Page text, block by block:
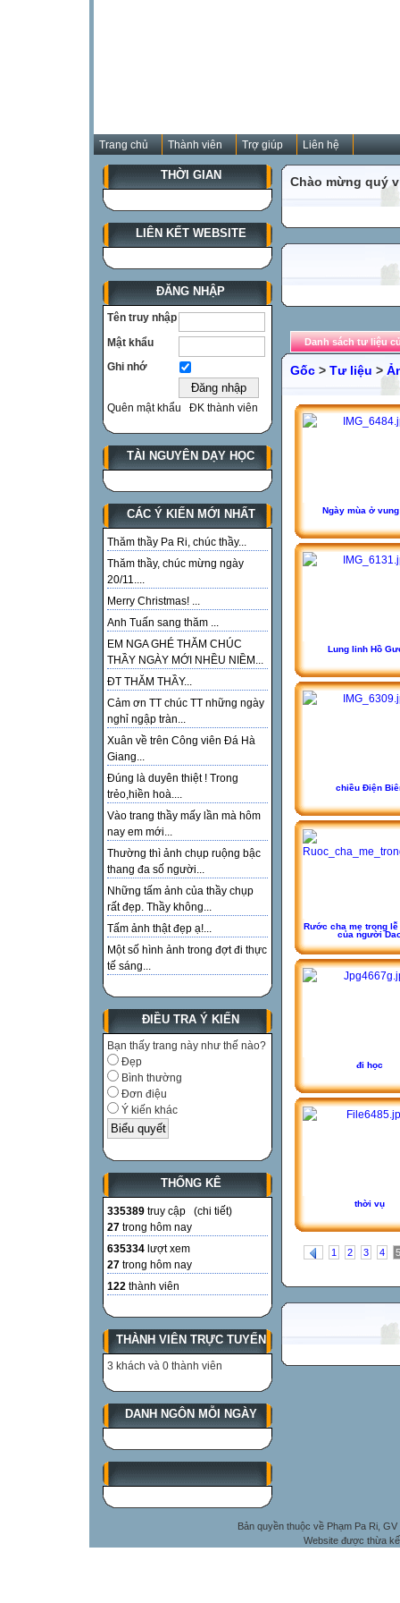
Trang chủ Thành viên Trợ giúp Liên hệ
THỜI GIAN
LIÊN KẾT WEBSITE
ĐĂNG NHẬP
Tên truy nhập
Mật khẩu
Ghi nhớ
Quên mật khẩu ĐK thành viên
TÀI NGUYÊN DẠY HỌC
CÁC Ý KIẾN MỚI NHẤT
Thăm thầy Pa Ri, chúc thầy...
Thăm thầy, chúc mừng ngày
20/11....
Merry Christmas! ...
Anh Tuấn sang thăm ...
EM NGA GHÉ THĂM CHÚC
THẦY NGÀY MỚI NHỀU NIỀM...
ĐT THĂM THẦY...
Cảm ơn TT chúc TT những ngày
nghỉ ngập tràn...
Xuân về trên Công viên Đá Hà
Giang...
Đúng là duyên thiệt ! Trong
trẻo,hiền hoà....
Vào trang thầy mấy lần mà hôm
nay em mới...
Thường thì ảnh chụp ruộng bậc
thang đa số người...
Những tấm ảnh của thầy chụp
rất đẹp. Thầy không...
Tấm ảnh thật đẹp ạ!...
Một số hình ảnh trong đợt đi thực
tế sáng...
ĐIỀU TRA Ý KIẾN
Bạn thấy trang này như thế nào?
Đẹp
Bình thường
Đơn điệu
Ý kiến khác
THỐNG KÊ
335389 truy cập (chi tiết)
27 trong hôm nay
635334 lượt xem
27 trong hôm nay
122 thành viên
THÀNH VIÊN TRỰC TUYẾN
3 khách và 0 thành viên
DANH NGÔN MỖI NGÀY
Chào mừng quý
Danh sách tư liệu
Gốc > Tư liệu >
Ngày mùa ở
Lung linh Hồ
chiều Điện
Rước cha mẹ trong
của người
đi học
thời vụ
1 2 3 4 5
Bản quyền thuộc về Phạm Pa Ri,
Website được thừa